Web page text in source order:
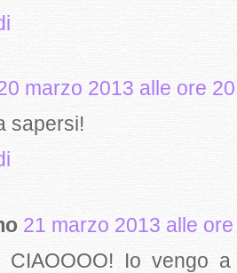
marzo 2013 alle ore
sapersi!
21 marzo 2013 alle
CIAOOOO! Io vengo